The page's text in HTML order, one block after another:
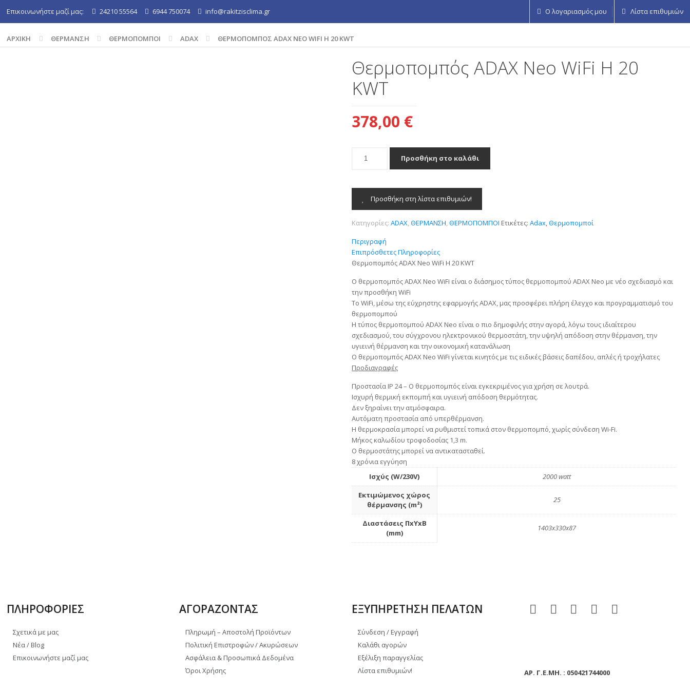
Επικοινωνήστε μαζί μας: 24210 55564 6944 750074 info@rakitzisclima.gr Ο λογαριασμός μου Λίστα επιθυμιών
ΑΡΧΙΚΉ ΘΕΡΜΑΝΣΗ ΘΕΡΜΟΠΟΜΠΟΙ ADAX ΘΕΡΜΟΠΟΜΠΌΣ ADAX NEO WIFI H 20 KWT
Θερμοπομπός ADAX Neo WiFi H 20
KWT
378,00 €
ADAX
ποσότητα
Προσθήκη στο καλάθι
Προσθήκη στη λίστα επιθυμιών!
Κατηγορίες:ADAX,ΘΕΡΜΑΝΣΗ,ΘΕΡΜΟΠΟΜΠΟΙ Ετικέτες:Adax,Θερμοπομποί
Περιγραφή
Επιπρόσθετες Πληροφορίες
Θερμοπομπός ADAX Neo WiFi H 20 KWT
Ο θερμοπομπός ADAX Neo WiFi είναι ο διάσημος τύπος θερμοπομπού ADAX Neo με νέο σχεδιασμό και
την προσθήκη WiFi
To WiFi, μέσω της εύχρηστης εφαρμογής ADAX, μας προσφέρει πλήρη έλεγχο και προγραμματισμό του
θερμοπομπού
Η τύπος θερμοπομπού ADAX Neo είναι ο πιο δημοφιλής στην αγορά, λόγω τους ιδιαίτερου
σχεδιασμού, του σύγχρονου ηλεκτρονικού θερμοστάτη, την υψηλή απόδοση στην θέρμανση, την
υγιεινή θέρμανση και την οικονομική κατανάλωση
Ο θερμοπομπός ADAX Neo WiFi γίνεται κινητός με τις ειδικές βάσεις δαπέδου, απλές ή τροχήλατες
Προδιαγραφές
Προστασία IP 24 – Ο θερμοπομπός είναι εγκεκριμένος για χρήση σε λουτρά.
Ισχυρή θερμική εκπομπή και υγιεινή απόδοση θερμότητας.
Δεν ξηραίνει την ατμόσφαιρα.
Αυτόματη προστασία από υπερθέρμανση.
Η θερμοκρασία μπορεί να ρυθμιστεί τοπικά στον θερμοπομπό, χωρίς σύνδεση Wi-Fi.
Μήκος καλωδίου τροφοδοσίας 1,3 m.
Ο θερμοστάτης μπορεί να αντικατασταθεί.
8 χρόνια εγγύηση
Ισχύς (W/230V)
2000 watt
Εκτιμώμενος χώρος
θέρμανσης (m²)
25
Διαστάσεις ΠxΥxΒ
(mm)
1403x330x87
ΠΛΗΡΟΦΟΡΙΕΣ
Σχετικά με μας
Νέα / Blog
Επικοινωνήστε μαζί μας
ΑΓΟΡΑΖΟΝΤΑΣ
Πληρωμή – Αποστολή Προϊόντων
Πολιτική Επιστροφών / Ακυρώσεων
Ασφάλεια & Προσωπικά Δεδομένα
Όροι Χρήσης
ΕΞΥΠΗΡΕΤΗΣΗ ΠΕΛΑΤΩΝ
Σύνδεση / Εγγραφή
Καλάθι αγορών
Εξέλιξη παραγγελίας
Λίστα επιθυμιών!
ΑΡ. Γ.Ε.ΜΗ. : 050421744000